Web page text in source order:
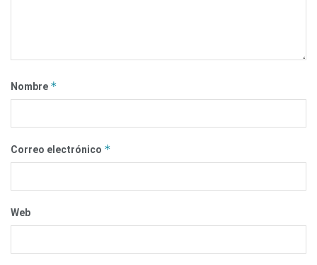
Nombre *
Correo electrónico *
Web